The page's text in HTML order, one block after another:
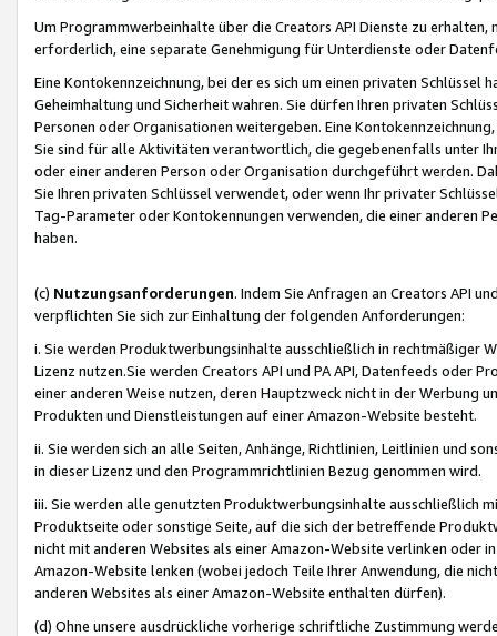
Um Programmwerbeinhalte über die Creators API Dienste zu
erforderlich, eine separate Genehmigung für Unterdienste oder
Eine Kontokennzeichnung, bei der es sich um einen privaten
Geheimhaltung und Sicherheit wahren. Sie dürfen Ihren privaten
Personen oder Organisationen weitergeben. Eine
Sie sind für alle Aktivitäten verantwortlich, die gegebenenfalls unter
oder einer anderen Person oder Organisation durchgeführt werden.
Sie Ihren privaten Schlüssel verwendet, oder wenn Ihr privater
Tag-Parameter oder Kontokennungen verwenden, die einer anderen
haben.
(c) Nutzungsanforderungen. Indem Sie Anfragen an Creators API
verpflichten Sie sich zur Einhaltung der folgenden Anforderungen:
i. Sie werden Produktwerbungsinhalte ausschließlich in rechtmäßiger
Lizenz nutzen.Sie werden Creators API und PA API, Datenfeeds oder
einer anderen Weise nutzen, deren Hauptzweck nicht in der Werbung
Produkten und Dienstleistungen auf einer Amazon-Website besteht.
ii. Sie werden sich an alle Seiten, Anhänge, Richtlinien, Leitlinien und
in dieser Lizenz und den Programmrichtlinien Bezug genommen wird.
iii. Sie werden alle genutzten Produktwerbungsinhalte ausschließlich
Produktseite oder sonstige Seite, auf die sich der betreffende
nicht mit anderen Websites als einer Amazon-Website verlinken oder
Amazon-Website lenken (wobei jedoch Teile Ihrer Anwendung, die
anderen Websites als einer Amazon-Website enthalten dürfen).
(d) Ohne unsere ausdrückliche vorherige schriftliche Zustimmung